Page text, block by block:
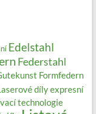
Edelstahl
Federstahl
Formfedern
díly expresní
technologie